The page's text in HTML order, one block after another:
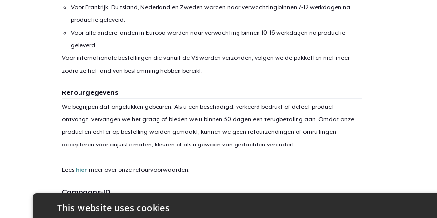
Voor Frankrijk, Duitsland, Nederland en Zweden worden naar verwachting binnen 7-12 werkdagen na
productie geleverd.
Voor alle andere landen in Europa worden naar verwachting binnen 10-16 werkdagen na productie
geleverd.
Voor internationale bestellingen die vanuit de VS worden verzonden, volgen we de pakketten niet meer
zodra ze het land van bestemming hebben bereikt.
Retourgegevens
We begrijpen dat ongelukken gebeuren. Als u een beschadigd, verkeerd bedrukt of defect product
ontvangt, vervangen we het graag of bieden we u binnen 30 dagen een terugbetaling aan. Omdat onze
producten echter op bestelling worden gemaakt, kunnen we geen retourzendingen of omruilingen
accepteren voor onjuiste maten, kleuren of als u gewoon van gedachten verandert.
Lees hier meer over onze retourvoorwaarden.
Campagne-ID
thankful-pumpkin-2022
Toddler Classic Tee
US$ 43,00
Kids Premium Tee
US$ 21,00
Next Level 3600 | Premium Ring-Spun Cotton T-Shirt
This website uses cookies